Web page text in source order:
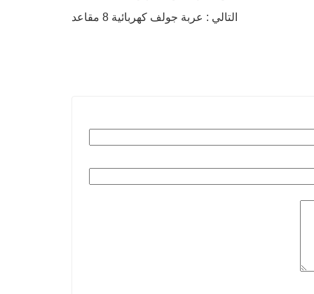
التالي : عربة جولف كهربائية 8 مقاعد